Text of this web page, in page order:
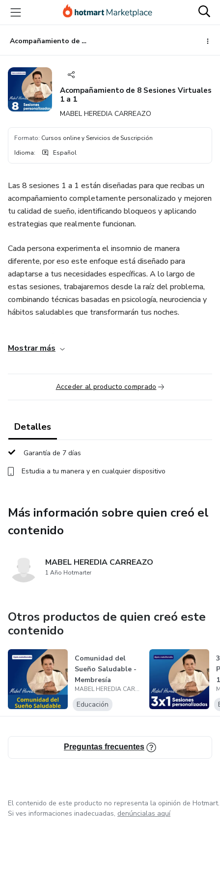
principal
página
de
página
Acompañamiento de 8 Sesiones Virtuales 1 a 1
Acompañamiento de 8 Sesiones Virtuales
1 a 1
MABEL HEREDIA CARREAZO
Formato: Cursos online y Servicios de Suscripción
Idioma: Español
Las 8 sesiones 1 a 1 están diseñadas para que recibas un
acompañamiento completamente personalizado y mejoren
tu calidad de sueño, identificando bloqueos y aplicando
estrategias que realmente funcionan.
Cada persona experimenta el insomnio de manera
diferente, por eso este enfoque está diseñado para
adaptarse a tus necesidades específicas. A lo largo de
estas sesiones, trabajaremos desde la raíz del problema,
combinando técnicas basadas en psicología, neurociencia y
hábitos saludables que transformarán tus noches.
la ansiedad nocturna, entrenar tu mente y cuerpo para
descansar sin interrupciones. Además, tendrás un plan de
acción claro que te ayudará a consolidar resultados
sostenibles en el tiempo.
Si buscas una solución estructurada con acompañamiento
profesional, esta es la oportunidad de obtener el apoyo
necesario para dormir mejor y despertar con energía
Mostrar más
Acceder al producto comprado
Detalles
Garantía de 7 días
Estudia a tu manera y en cualquier dispositivo
Más información sobre quien creó el
contenido
MABEL HEREDIA CARREAZO
1 Año Hotmarter
Otros productos de quien creó este
contenido
Comunidad del
Sueño Saludable -
Membresía
MABEL HEREDIA CARREAZO
Educación
1
Preguntas frecuentes
El contenido de este producto no representa la opinión de Hotmart.
Si ves informaciones inadecuadas, denúncialas aquí